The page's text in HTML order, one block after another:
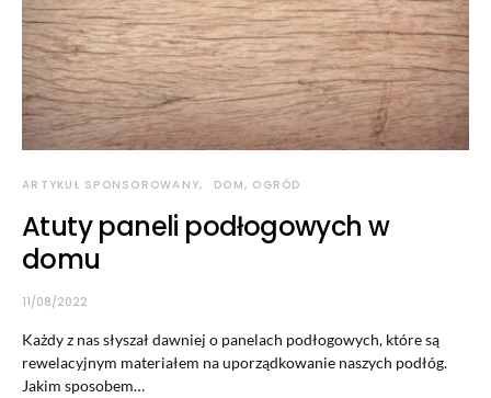
ARTYKUŁ SPONSOROWANY DOM, OGRÓD
Atuty paneli podłogowych w
domu
11/08/2022
Każdy z nas słyszał dawniej o panelach podłogowych, które są
rewelacyjnym materiałem na uporządkowanie naszych podłóg.
Jakim sposobem…